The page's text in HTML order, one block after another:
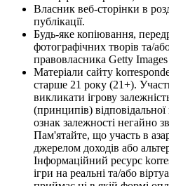
Власник веб-сторінки в
публікації.
Будь-яке копіювання,
фотографічних творів та/
правовласника Getty
Матеріали сайту
старше 21 року (21+).
викликати ігрову
(принципів)
ознак залежності негайно
Пам'ятайте, що участь в
джерелом доходів або
Інформаційний ресурс
ігри на реальні та/або